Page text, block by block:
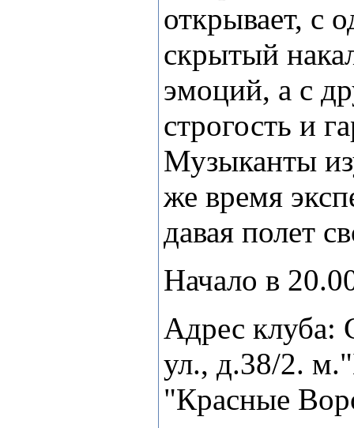
открывает, с
скрытый
эмоций, а с
строгость и
Музыканты
же время
давая полет
Начало в
Адрес клуба:
ул., д.38/2.
"Красные